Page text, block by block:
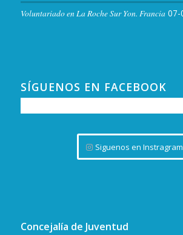
Voluntariado en La Roche Sur Yon. Francia 07-
SÍGUENOS EN FACEBOOK
Siguenos en Instragram
Concejalía de Juventud